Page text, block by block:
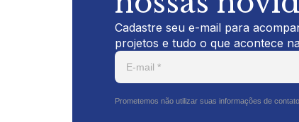
Cadastre seu e-mail para
projetos e tudo o que acontece
Prometemos não utilizar suas informações de